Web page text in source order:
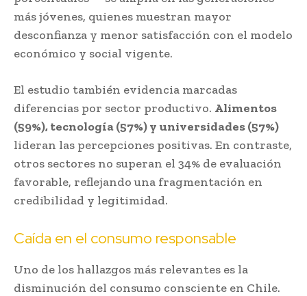
más jóvenes, quienes muestran mayor
desconfianza y menor satisfacción con el modelo
económico y social vigente.
El estudio también evidencia marcadas
diferencias por sector productivo. Alimentos
(59%), tecnología (57%) y universidades (57%)
lideran las percepciones positivas. En contraste,
otros sectores no superan el 34% de evaluación
favorable, reflejando una fragmentación en
credibilidad y legitimidad.
Caída en el consumo responsable
Uno de los hallazgos más relevantes es la
disminución del consumo consciente en Chile.